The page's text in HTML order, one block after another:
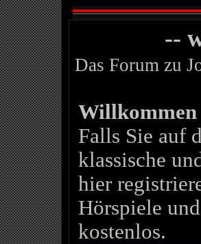
--
Das Forum zu
Willkommen
Falls Sie auf
klassische
hier
Hörspiele
kostenlos.